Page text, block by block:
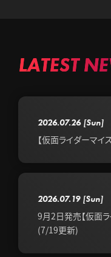
LATEST
2026.07.26 [Sun]
【仮面ライダーマイ
2026.07.19 [Sun]
9月2日発売【仮面ラ
(7/19更新)